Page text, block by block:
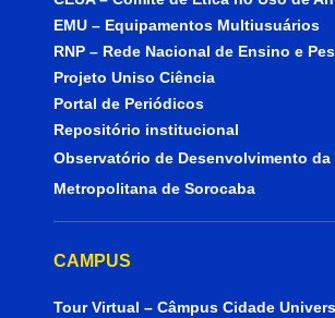
EMU – Equipamentos Multiusuários
RNP – Rede Nacional de Ensino e
Projeto Uniso Ciência
Portal de Periódicos
Repositório institucional
Observatório de Desenvolvimento da
Metropolitana de Sorocaba
CAMPUS
Tour Virtual – Câmpus Cidade